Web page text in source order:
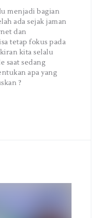
menjadi bagian
ada sejak jaman
dan
tetap fokus pada
kita selalu
saat sedang
apa yang
?